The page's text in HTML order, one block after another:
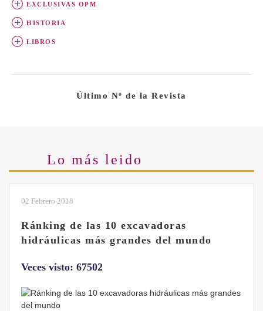
EXCLUSIVAS OPM
HISTORIA
LIBROS
Último Nº de la Revista
Lo más leido
28 Enero 2019
Las ventajas de la excavadora Yanmar
B7 Sigma-6
Veces visto: 32220